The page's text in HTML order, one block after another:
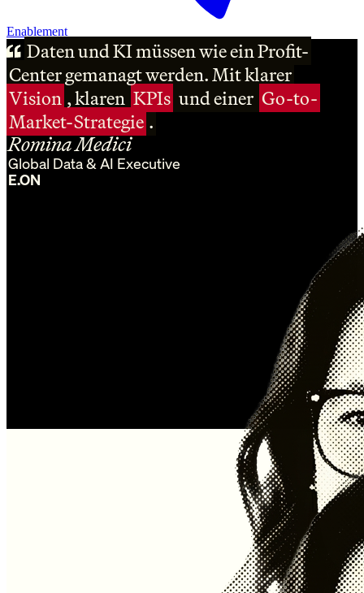
Enablement
Daten und KI müssen wie ein Profit-
Center gemanagt werden. Mit klarer
Vision , klaren KPIs und einer Go-to-
Market-Strategie.
Daten und KI müssen wie ein Profit-
Center gemanagt werden. Mit klarer
Vision , klaren KPIs und einer Go-to-
Market-Strategie.
Daten und KI müssen wie ein Profit-
Center gemanagt werden. Mit klarer
Vision , klaren KPIs und einer Go-to-
Market-Strategie.
Romina Medici
Global Data & AI Executive
E.ON